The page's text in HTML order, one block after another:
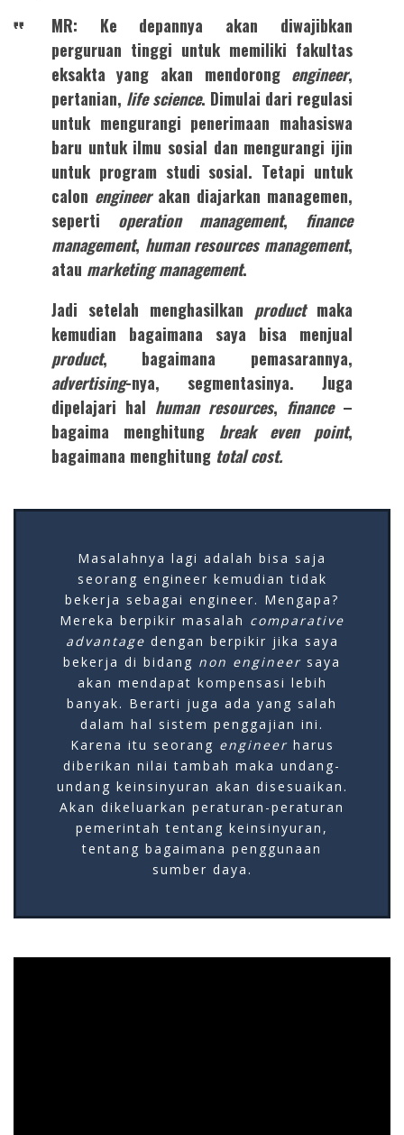
MR: Ke depannya akan diwajibkan
perguruan tinggi untuk memiliki fakultas
eksakta yang akan mendorong engineer,
pertanian, life science. Dimulai dari regulasi
untuk mengurangi penerimaan mahasiswa
baru untuk ilmu sosial dan mengurangi ijin
untuk program studi sosial. Tetapi untuk
calon engineerakan diajarkan managemen,
seperti operation management, finance
management, human resources management,
atau marketing management.
Jadi setelah menghasilkan productmaka
kemudian bagaimana saya bisa menjual
product, bagaimana pemasarannya,
advertising-nya, segmentasinya. Juga
dipelajari hal human resources, finance–
bagaima menghitung break even point,
bagaimana menghitung total cost.
Masalahnya lagi adalah bisa saja
seorang engineer kemudian tidak
bekerja sebagai engineer. Mengapa?
Mereka berpikir masalah comparative
advantage dengan berpikir jika saya
bekerja di bidang non engineer saya
akan mendapat kompensasi lebih
banyak. Berarti juga ada yang salah
dalam hal sistem penggajian ini.
Karena itu seorang engineerharus
diberikan nilai tambah maka undang-
undang keinsinyuran akan disesuaikan.
Akan dikeluarkan peraturan-peraturan
pemerintah tentang keinsinyuran,
tentang bagaimana penggunaan
sumber daya.